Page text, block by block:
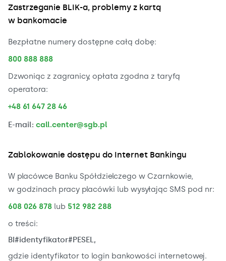
Zastrzeganie BLIK-a, problemy z kartą
w bankomacie
Bezpłatne numery dostępne całą dobę:
800 888 888
Dzwoniąc z zagranicy, opłata zgodna z taryfą
operatora:
+48 61 647 28 46
E-mail: call.center@sgb.pl
Zablokowanie dostępu do Internet Bankingu
W placówce Banku Spółdzielczego w Czarnkowie,
w godzinach pracy placówki lub wysyłając SMS pod nr:
608 026 878 lub 512 982 288
o treści:
BI#identyfikator#PESEL,
gdzie identyfikator to login bankowości internetowej.